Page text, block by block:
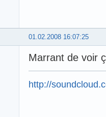
01.02.2008 16:07:25
Marrant de voir
http://